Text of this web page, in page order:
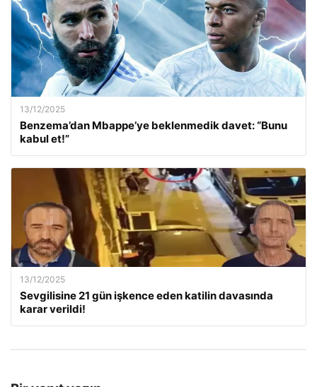
13/12/2025
Benzema’dan Mbappe’ye beklenmedik davet: “Bunu
kabul et!”
13/12/2025
Sevgilisine 21 gün işkence eden katilin davasında
karar verildi!